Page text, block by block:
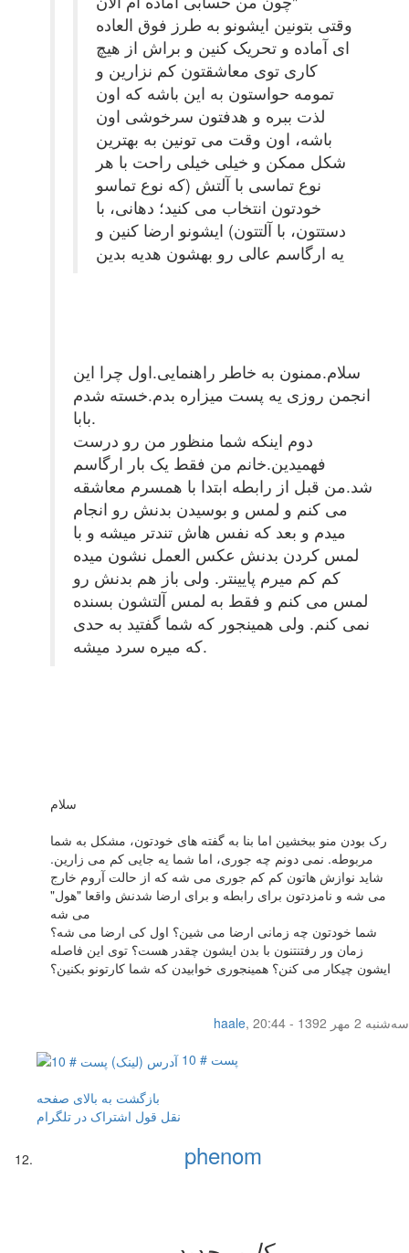
وقتی بتونین ایشونو به طرز فوق العاده
ای آماده و تحریک کنین و براش از هیچ
کاری توی معاشقتون کم نزارین و
تمومه حواستون به این باشه که اون
لذت ببره و هدفتون سرخوشی اون
باشه، اون وقت می تونین به بهترین
شکل ممکن و خیلی خیلی راحت با هر
نوع تماسی با آلتش (که نوع تماسو
خودتون انتخاب می کنید؛ دهانی، با
دستتون، با آلتتون) ایشونو ارضا کنین و
یه ارگاسم عالی رو بهشون هدیه بدین
سلام.ممنون به خاطر راهنمایی.اول چرا این
انجمن روزی یه پست میزاره بدم.خسته شدم
بابا.
دوم اینکه شما منظور من رو درست
فهمیدین.خانم من فقط یک بار ارگاسم
شد.من قبل از رابطه ابتدا با همسرم معاشقه
می کنم و لمس و بوسیدن بدنش رو انجام
میدم و بعد که نفس هاش تندتر میشه و با
لمس کردن بدنش عکس العمل نشون میده
کم کم میرم پایینتر. ولی باز هم بدنش رو
لمس می کنم و فقط به لمس آلتشون بسنده
نمی کنم. ولی همینجور که شما گفتید به حدی
که میره سرد میشه.
سلام
رک بودن منو ببخشین اما بنا به گفته های خودتون، مشکل به شما
مربوطه. نمی دونم چه جوری، اما شما یه جایی کم می زارین.
شاید نوازش هاتون کم کم جوری می شه که از حالت آروم خارج
می شه و نامزدتون برای رابطه و برای ارضا شدنش واقعا "هول"
می شه
شما خودتون چه زمانی ارضا می شین؟ اول کی ارضا می شه؟
زمان ور رفتنتنون با بدن ایشون چقدر هست؟ توی این فاصله
ایشون چیکار می کنن؟ همینجوری خوابیدن که شما کارتونو بکنین؟
haale,
سه‌شنبه 2 مهر 1392 - 20:44
پست # 10
بازگشت به بالای صفحه
نقل قول اشتراک در تلگرام
phenom